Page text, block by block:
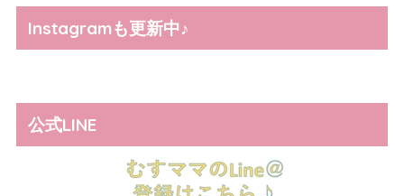
Instagramも更新中♪
公式LINE